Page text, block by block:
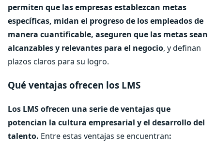
permiten que las empresas establezcan metas
específicas, midan el progreso de los empleados de
manera cuantificable, aseguren que las metas sean
alcanzables y relevantes para el negocio, y definan
plazos claros para su logro.
Qué ventajas ofrecen los LMS
Los LMS ofrecen una serie de ventajas que
potencian la cultura empresarial y el desarrollo del
talento. Entre estas ventajas se encuentran: